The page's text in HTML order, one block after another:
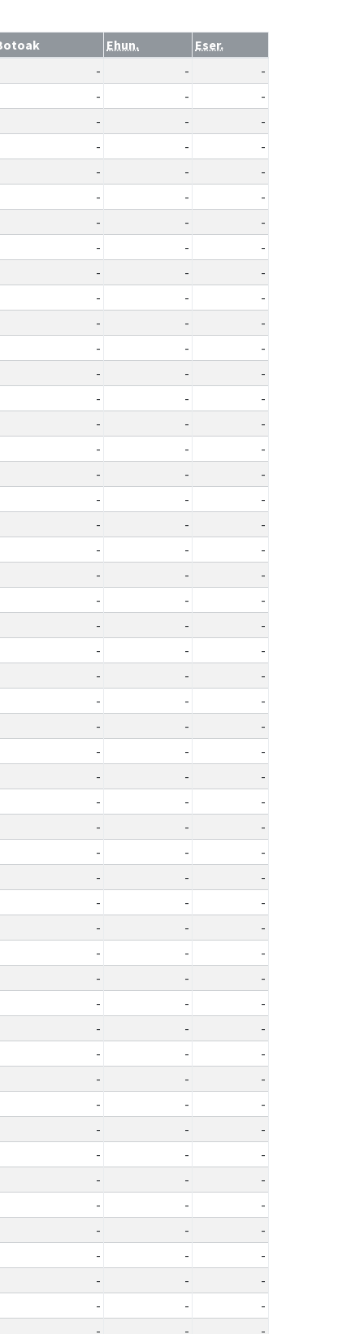
Ehun.
Eser.
- -
-
- -
-
- -
-
- -
-
- -
-
- -
-
- -
-
- -
-
- -
-
- -
-
- -
-
- -
-
- -
-
- -
-
- -
-
- -
-
- -
-
- -
-
- -
-
- -
-
- -
-
- -
-
- -
-
- -
-
- -
-
- -
-
- -
-
- -
-
- -
-
- -
-
- -
-
- -
-
- -
-
- -
-
- -
-
- -
-
- -
-
- -
-
- -
-
- -
-
- -
-
- -
-
- -
-
- -
-
- -
-
- -
-
- -
-
- -
-
- -
-
- -
-
- -
-